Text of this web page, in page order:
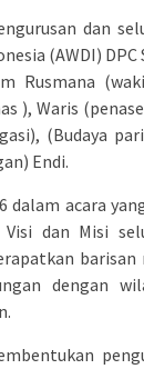
dan
(AWDI)
Rusmana
), Waris
(Budaya
Endi.
dalam acara
dan Misi
barisan
dengan